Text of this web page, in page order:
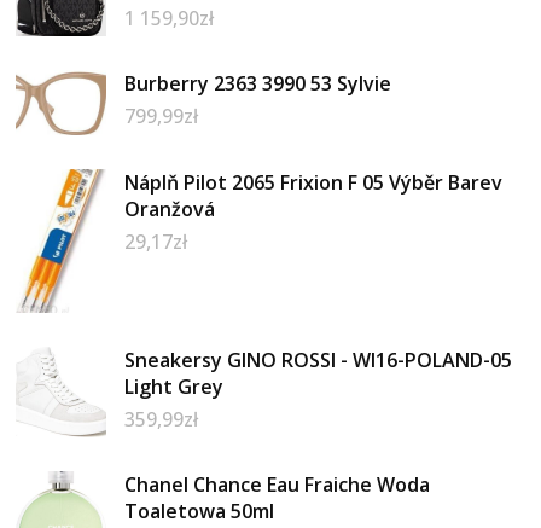
1 159,90zł
Burberry 2363 3990 53 Sylvie
799,99zł
Náplň Pilot 2065 Frixion F 05 Výběr Barev
Oranžová
29,17zł
Sneakersy GINO ROSSI - WI16-POLAND-05
Light Grey
359,99zł
Chanel Chance Eau Fraiche Woda
Toaletowa 50ml